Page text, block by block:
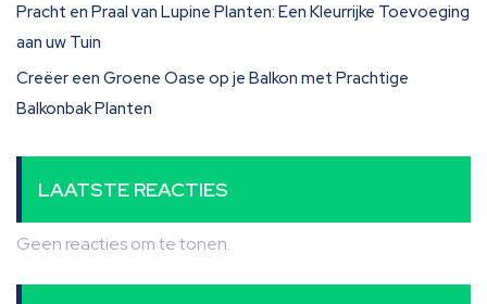
Pracht en Praal van Lupine Planten: Een Kleurrijke Toevoeging
aan uw Tuin
Creëer een Groene Oase op je Balkon met Prachtige
Balkonbak Planten
LAATSTE REACTIES
Geen reacties om te tonen.